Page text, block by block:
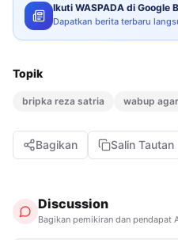
Ikuti WASPADA di Google
Dapatkan berita terbaru
Topik
bripka reza satria wabup
Bagikan Salin Tautan
Discussion
Bagikan pemikiran dan pendapat